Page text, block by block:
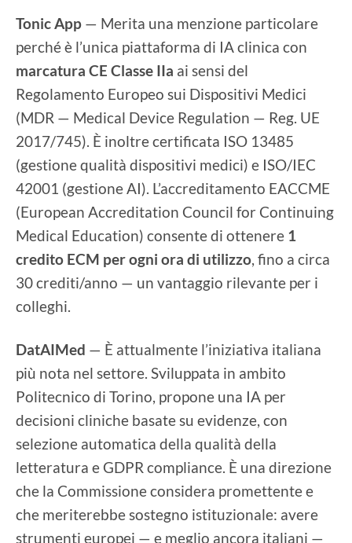
Tonic App — Merita una menzione particolare
perché è l’unica piattaforma di IA clinica con
marcatura CE Classe IIa ai sensi del
Regolamento Europeo sui Dispositivi Medici
(MDR — Medical Device Regulation — Reg. UE
2017/745). È inoltre certificata ISO 13485
(gestione qualità dispositivi medici) e ISO/IEC
42001 (gestione AI). L’accreditamento EACCME
(European Accreditation Council for Continuing
Medical Education) consente di ottenere 1
credito ECM per ogni ora di utilizzo, fino a circa
30 crediti/anno — un vantaggio rilevante per i
colleghi.
DatAIMed — È attualmente l’iniziativa italiana
più nota nel settore. Sviluppata in ambito
Politecnico di Torino, propone una IA per
decisioni cliniche basate su evidenze, con
selezione automatica della qualità della
letteratura e GDPR compliance. È una direzione
che la Commissione considera promettente e
che meriterebbe sostegno istituzionale: avere
strumenti europei — e meglio ancora italiani —